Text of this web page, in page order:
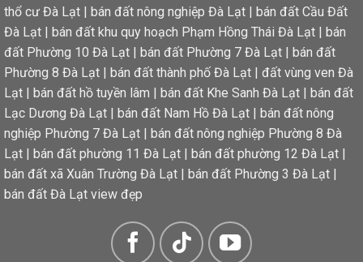
thổ cư Đà Lạt | bán đất nông nghiệp Đà Lạt | bán đất Cầu Đất
Đà Lạt | bán đất khu quy hoạch Phạm Hồng Thái Đà Lạt | bán
đất Phường 10 Đà Lạt | bán đất Phường 7 Đà Lạt | bán đất
Phường 8 Đà Lạt | bán đất thành phố Đà Lạt | đất vùng ven Đà
Lạt | bán đất hồ tuyền lâm | bán đất Khe Sanh Đà Lạt | bán đất
Lạc Dương Đà Lạt | bán đất Nam Hồ Đà Lạt | bán đất nông
nghiệp Phường 7 Đà Lạt | bán đất nông nghiệp Phường 8 Đà
Lạt | bán đất phường 11 Đà Lạt | bán đất phường 12 Đà Lạt |
bán đất xã Xuân Trường Đà Lạt | bán đất Phường 3 Đà Lạt |
bán đất Đà Lạt view đẹp